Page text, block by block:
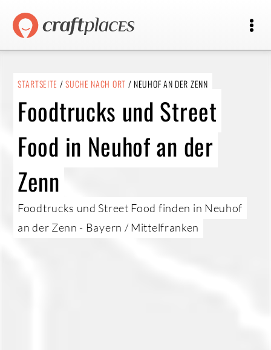
STARTSEITE /SUCHE NACH ORT / NEUHOF AN DER ZENN
Foodtrucks und Street
Food in Neuhof an der
Zenn
Foodtrucks und Street Food finden in Neuhof
an der Zenn - Bayern / Mittelfranken